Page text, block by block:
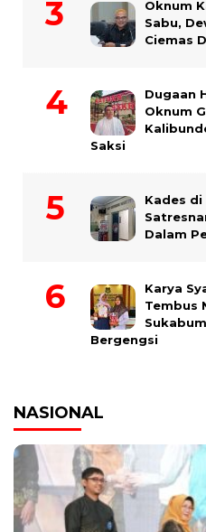
Oknum
Sabu,
Ciemas
Dugaan
Oknum
Saksi
Kades di
Dalam
Karya
Tembus
Bergengsi
NASIONAL